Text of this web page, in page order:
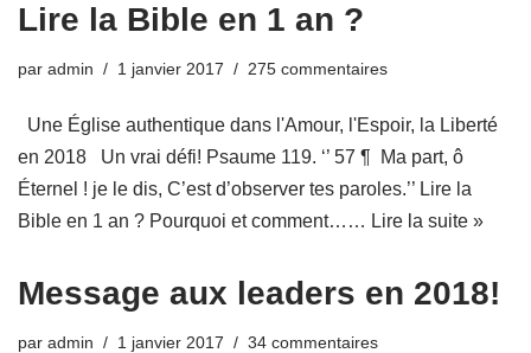
Lire la Bible en 1 an ?
par admin 1 janvier 2017 275 commentaires
Une Église authentique dans l'Amour, l'Espoir, la Liberté
en 2018 Un vrai défi! Psaume 119. ‘’ 57 ¶ Ma part, ô
Éternel ! je le dis, C’est d’observer tes paroles.’’ Lire la
Bible en 1 an ? Pourquoi et comment…… Lire la suite »
Message aux leaders en 2018!
par admin 1 janvier 2017 34 commentaires